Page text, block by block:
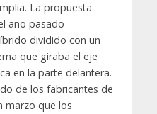
La propuesta
año pasado
dividido con un
que giraba el eje
en la parte delantera.
de los fabricantes de
marzo que los